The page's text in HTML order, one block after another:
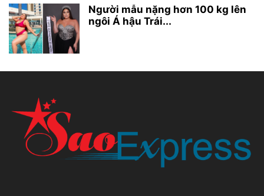
Người mẫu nặng hơn 100 kg lên
ngôi Á hậu Trái...